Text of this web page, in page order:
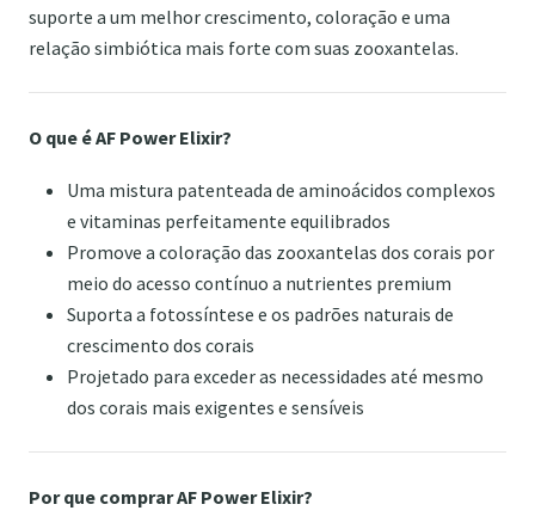
suporte a um melhor crescimento, coloração e uma
relação simbiótica mais forte com suas zooxantelas.
O que é AF Power Elixir?
Uma mistura patenteada de aminoácidos complexos
e vitaminas perfeitamente equilibrados
Promove a coloração das zooxantelas dos corais por
meio do acesso contínuo a nutrientes premium
Suporta a fotossíntese e os padrões naturais de
crescimento dos corais
Projetado para exceder as necessidades até mesmo
dos corais mais exigentes e sensíveis
Por que comprar AF Power Elixir?